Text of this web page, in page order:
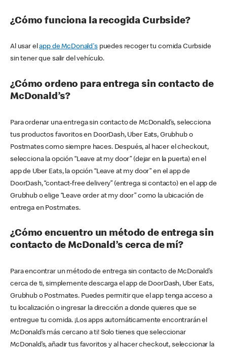
¿Cómo funciona la recogida Curbside?
Al usar elapp de McDonald'spuedes recoger tu comida Curbside
sin tener que salir del vehículo.
¿Cómo ordeno para entrega sin contacto de
McDonald’s?
Para ordenar una entrega sin contacto de McDonald’s, selecciona
tus productos favoritos en DoorDash, Uber Eats, Grubhub o
Postmates como siempre haces. Después, al hacer el checkout,
selecciona la opción “Leave at my door” (dejar en la puerta) en el
app de Uber Eats, la opción “Leave at my door” en el app de
DoorDash, “contact-free delivery” (entrega si contacto) en el app de
Grubhub o elige “Leave order at my door” como la ubicación de
entrega en Postmates.
¿Cómo encuentro un método de entrega sin
contacto de McDonald’s cerca de mí?
Para encontrar un método de entrega sin contacto de McDonald’s
cerca de ti, simplemente descarga el app de DoorDash, Uber Eats,
Grubhub o Postmates. Puedes permitir que el app tenga acceso a
tu localización o ingresar la dirección a donde quieres que se
entregue tu comida. ¡Los apps automáticamente encontrarán el
McDonald’s más cercano a ti! Solo tienes que seleccionar
McDonald’s, añadir tus favoritos y al hacer checkout, seleccionar la